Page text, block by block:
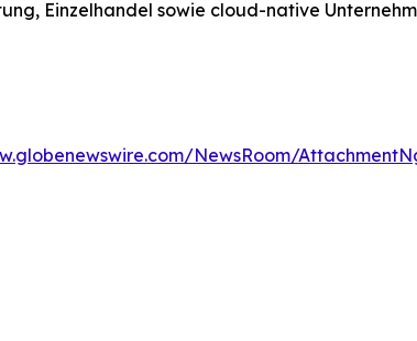
Einzelhandel sowie cloud-native
NewsRoom/